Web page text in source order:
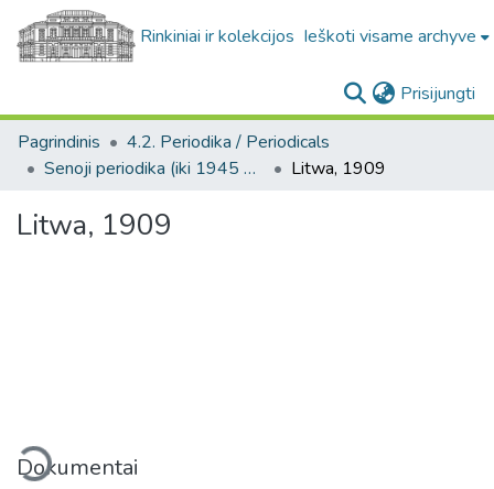
Rinkiniai ir kolekcijos Ieškoti visame archyve
Prisijungti
Pagrindinis
4.2. Periodika / Periodicals
Senoji periodika (iki 1945 m.) / Old periodicals (pre-1945)
Litwa, 1909
Litwa, 1909
Dokumentai